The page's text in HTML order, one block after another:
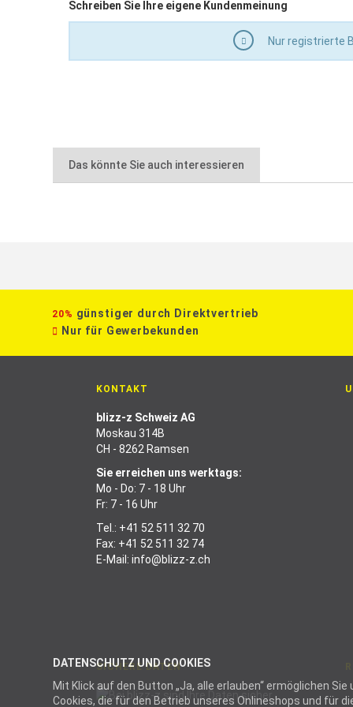
DATENSCHUTZ UND COOKIES
Mit Klick auf den Button „Ja, alle erlauben“ ermöglichen
Cookies, die für den Betrieb unseres Onlineshops und für
Schreiben Sie Ihre eigene Kundenmeinung
Nur registrierte
Das könnte Sie auch interessieren
20% günstiger durch Direktvertrieb
Nur für Gewerbekunden
KONTAKT
blizz-z Schweiz AG
Moskau 314B
CH - 8262 Ramsen
Sie erreichen uns werktags:
Mo - Do: 7 - 18 Uhr
Fr: 7 - 16 Uhr
Tel.: +41 52 511 32 70
Fax: +41 52 511 32 74
E-Mail: info@blizz-z.ch
SICHERE DATEN